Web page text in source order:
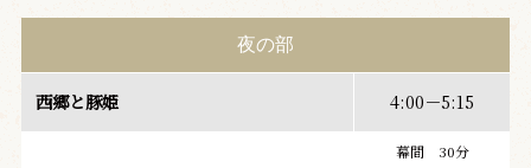
夜の部
西郷と豚姫 4:00－5:15
幕間 30分